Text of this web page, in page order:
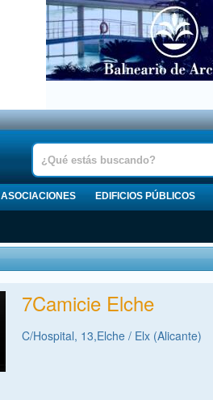
ASOCIACIONES EDIFICIOS PÚBLICOS
7Camicie Elche
C/Hospital, 13,Elche / Elx (Alicante)